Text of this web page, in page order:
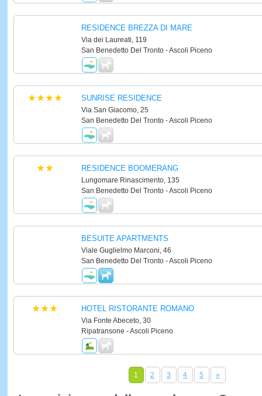
RESIDENCE BREZZA DI MARE
Via dei Laureati, 119
San Benedetto Del Tronto - Ascoli Piceno
SUNRISE RESIDENCE
Via San Giacomo, 25
San Benedetto Del Tronto - Ascoli Piceno
RESIDENCE BOOMERANG
Lungomare Rinascimento, 135
San Benedetto Del Tronto - Ascoli Piceno
BESUITE APARTMENTS
Viale Guglielmo Marconi, 46
San Benedetto Del Tronto - Ascoli Piceno
HOTEL RISTORANTE ROMANO
Via Fonte Abeceto, 30
Ripatransone - Ascoli Piceno
1 2 3 4 5 »